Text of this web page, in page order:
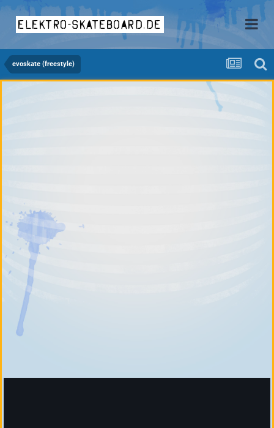
elektro-skateboard.de
evoskate (freestyle)